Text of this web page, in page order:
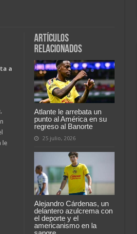
Artículos
relacionados
Atlante le arrebata un
punto al América en su
regreso al Banorte
25 julio, 2026
Alejandro Cárdenas, un
delantero azulcrema con
el deporte y el
americanismo en la
a
le